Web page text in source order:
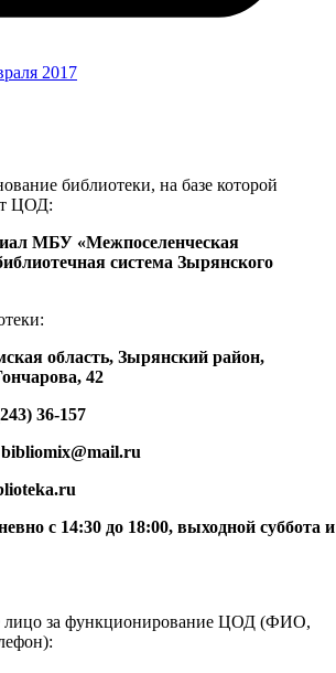
2017
библиотеки, на базе которой
ЦОД:
МБУ «Межпоселенческая
система Зырянского
область, Зырянский район,
42
36-157
bibliomix@mail.ru
.ru
с 14:30 до 18:00, выходной суббота и
лицо за функционирование ЦОД (ФИО,